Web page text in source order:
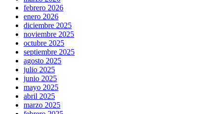
febrero 2026
enero 2026
diciembre 2025
noviembre 2025
octubre 2025
septiembre 2025
agosto 2025
julio 2025
junio 2025
mayo 2025
abril 2025
marzo 2025